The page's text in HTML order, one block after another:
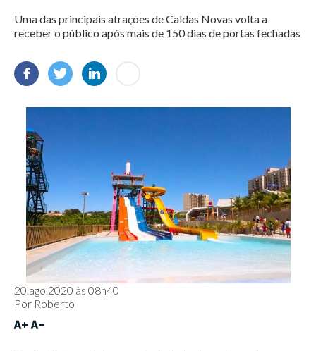
Uma das principais atrações de Caldas Novas volta a
receber o público após mais de 150 dias de portas fechadas
20.ago.2020 às 08h40
Por Roberto